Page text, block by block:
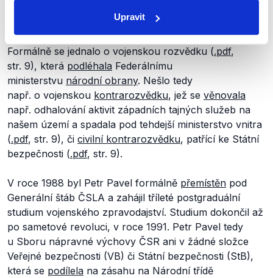
Upravit
(.pdf, str. 21) pod Zpravodajskou
správuZápadníhovojenského okruhu (.pdf, str. 37).
Formálně se jednalo o vojenskou rozvědku (.pdf,
str. 9), která podléhala Federálnímu
ministerstvu národní obrany. Nešlo tedy
např. o vojenskou kontrarozvědku, jež se věnovala
např. odhalování aktivit západních tajných služeb na
našem území a spadala pod tehdejší ministerstvo vnitra
(.pdf, str. 9), či civilní kontrarozvědku, patřící ke Státní
bezpečnosti (.pdf, str. 9).
V roce 1988 byl Petr Pavel formálně přemístěn pod
Generální štáb ČSLA a zahájil tříleté postgraduální
studium vojenského zpravodajství. Studium dokončil až
po sametové revoluci, v roce 1991. Petr Pavel tedy
u Sboru nápravné výchovy ČSR ani v žádné složce
Veřejné bezpečnosti (VB) či Státní bezpečnosti (StB),
která se podílela na zásahu na Národní třídě